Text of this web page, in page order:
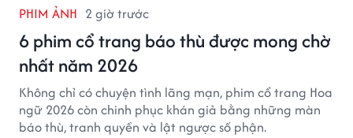
PHIM ẢNH 2 giờ trước
6 phim cổ trang báo thù được mong chờ
nhất năm 2026
Không chỉ có chuyện tình lãng mạn, phim cổ trang Hoa
ngữ 2026 còn chinh phục khán giả bằng những màn
báo thù, tranh quyền và lật ngược số phận.